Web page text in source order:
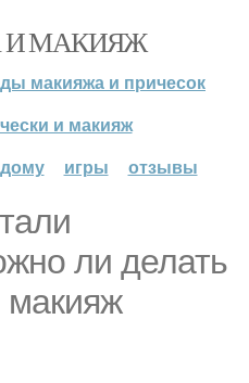
И МАКИЯЖ
макияжа и причесок
и макияж
игры отзывы
ли делать